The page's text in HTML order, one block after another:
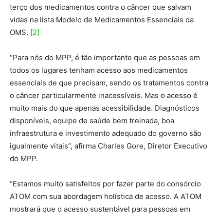
terço dos medicamentos contra o câncer que salvam
vidas na lista Modelo de Medicamentos Essenciais da
OMS. [2]
“Para nós do MPP, é tão importante que as pessoas em
todos os lugares tenham acesso aos medicamentos
essenciais de que precisam, sendo os tratamentos contra
o câncer particularmente inacessíveis. Mas o acesso é
muito mais do que apenas acessibilidade. Diagnósticos
disponíveis, equipe de saúde bem treinada, boa
infraestrutura e investimento adequado do governo são
igualmente vitais”, afirma Charles Gore, Diretor Executivo
do MPP.
“Estamos muito satisfeitos por fazer parte do consórcio
ATOM com sua abordagem holística de acesso. A ATOM
mostrará que o acesso sustentável para pessoas em